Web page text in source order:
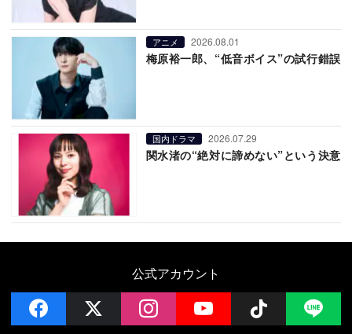
アニメ 2026.08.01
梅原裕一郎、“低音ボイス”の試行錯誤
国内ドラマ 2026.07.29
関水渚の“絶対に諦めない”という決意
公式アカウント
facebook instagramYouTube Follow